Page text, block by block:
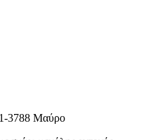
1-3788 Μαύρο